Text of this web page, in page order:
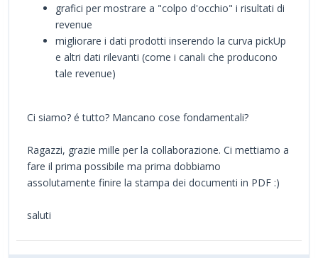
grafici per mostrare a "colpo d'occhio" i risultati di
revenue
migliorare i dati prodotti inserendo la curva pickUp
e altri dati rilevanti (come i canali che producono
tale revenue)
Ci siamo? é tutto? Mancano cose fondamentali?
Ragazzi, grazie mille per la collaborazione. Ci mettiamo a
fare il prima possibile ma prima dobbiamo
assolutamente finire la stampa dei documenti in PDF :)
saluti